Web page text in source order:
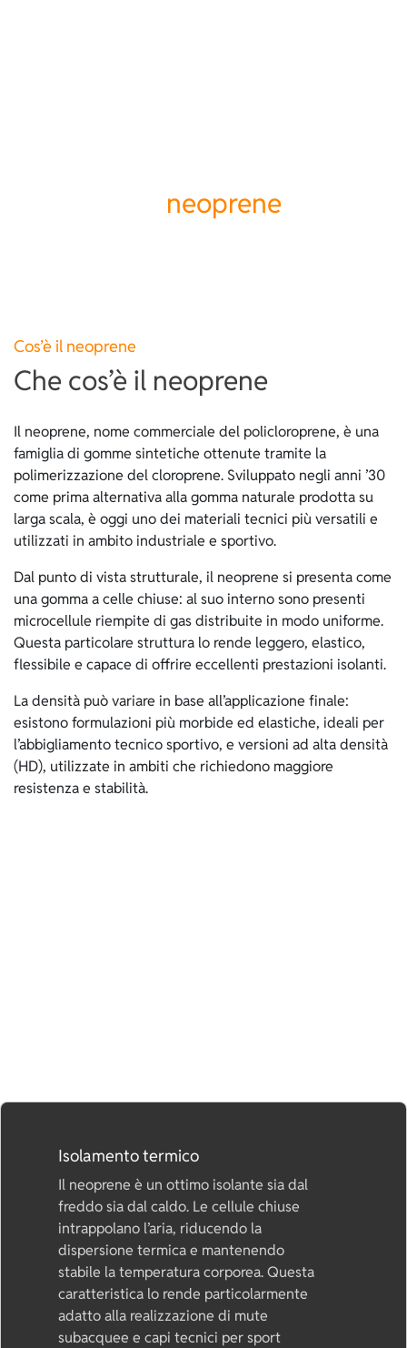
neoprene
Cos’è il neoprene
Che cos’è il neoprene
Il neoprene, nome commerciale del policloroprene, è una
famiglia di gomme sintetiche ottenute tramite la
polimerizzazione del cloroprene. Sviluppato negli anni ’30
come prima alternativa alla gomma naturale prodotta su
larga scala, è oggi uno dei materiali tecnici più versatili e
utilizzati in ambito industriale e sportivo.
Dal punto di vista strutturale, il neoprene si presenta come
una gomma a celle chiuse: al suo interno sono presenti
microcellule riempite di gas distribuite in modo uniforme.
Questa particolare struttura lo rende leggero, elastico,
flessibile e capace di offrire eccellenti prestazioni isolanti.
La densità può variare in base all’applicazione finale:
esistono formulazioni più morbide ed elastiche, ideali per
l’abbigliamento tecnico sportivo, e versioni ad alta densità
(HD), utilizzate in ambiti che richiedono maggiore
resistenza e stabilità.
Isolamento termico
Il neoprene è un ottimo isolante sia dal
freddo sia dal caldo. Le cellule chiuse
intrappolano l’aria, riducendo la
dispersione termica e mantenendo
stabile la temperatura corporea. Questa
caratteristica lo rende particolarmente
adatto alla realizzazione di mute
subacquee e capi tecnici per sport